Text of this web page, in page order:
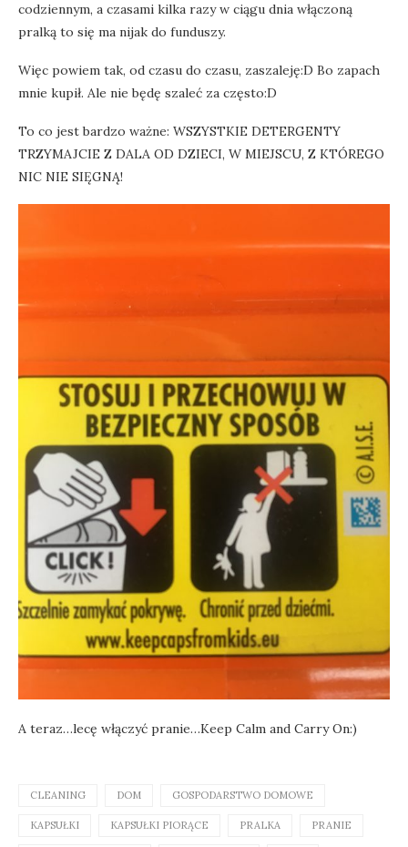
codziennym, a czasami kilka razy w ciągu dnia włączoną
pralką to się ma nijak do funduszy.
Więc powiem tak, od czasu do czasu, zaszaleję:D Bo zapach
mnie kupił. Ale nie będę szaleć za często:D
To co jest bardzo ważne: WSZYSTKIE DETERGENTY
TRZYMAJCIE Z DALA OD DZIECI, W MIEJSCU, Z KTÓREGO
NIC NIE SIĘGNĄ!
A teraz…lecę włączyć pranie…Keep Calm and Carry On:)
CLEANING DOM GOSPODARSTWO DOMOWE
KAPSUŁKI KAPSUŁKI PIORĄCE PRALKA PRANIE